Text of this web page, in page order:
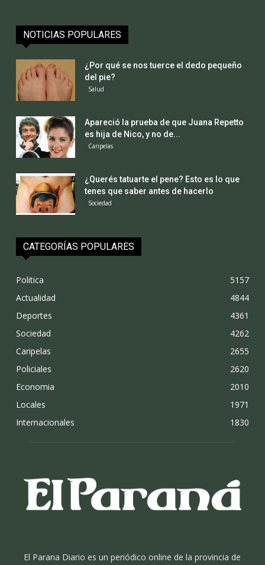
NOTICIAS POPULARES
¿Por qué se nos tuerce el dedo pequeño
del pie?
Salud
Apareció la prueba de que Juana Repetto
es hija de Nico, y no de...
Caripelas
¿Querés tatuarte el pene? Esto es lo que
tenes que saber antes de hacerlo
Sociedad
CATEGORÍAS POPULARES
Politica
5157
Actualidad
4844
Deportes
4361
Sociedad
4262
Caripelas
2655
Policiales
2620
Economia
2010
Locales
1971
Internacionales
1830
El Parana Diario es un periódico online de la provincia de